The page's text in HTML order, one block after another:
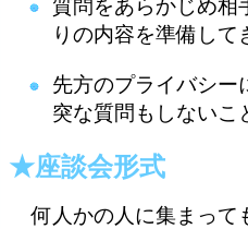
質問をあらかじめ相
りの内容を準備して
先方のプライバシー
突な質問もしないこ
★座談会形式
何人かの人に集まって